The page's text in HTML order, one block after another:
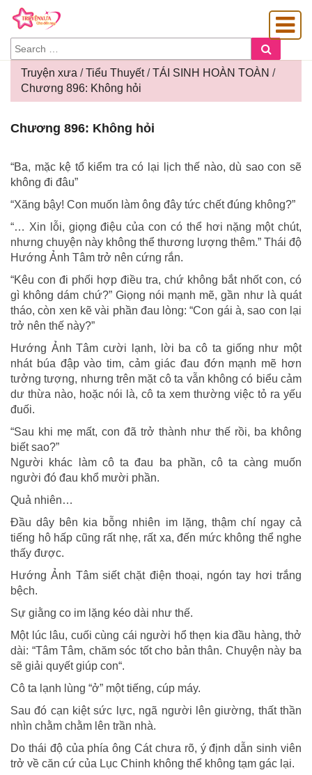
SEARCH
FOR:
Truyện xưa /Tiểu Thuyết/TÁI SINH HOÀN TOÀN /
Chương 896: Không hỏi
hỏi
Chương 896: Không hỏi
“Ba, mặc kệ tổ kiểm tra có lại lịch thế nào, dù sao con sẽ
không đi đâu”
“Xăng bậy! Con muốn làm ông đây tức chết đúng không?”
“… Xin lỗi, giọng điệu của con có thể hơi nặng một chút,
nhưng chuyện này không thể thương lượng thêm.” Thái độ
Hướng Ảnh Tâm trở nên cứng rắn.
“Kêu con đi phối hợp điều tra, chứ không bắt nhốt con, có
gì không dám chứ?” Giọng nói mạnh mẽ, gần như là quát
tháo, còn xen kẽ vài phần đau lòng: “Con gái à, sao con lại
trở nên thế này?”
Hướng Ảnh Tâm cười lạnh, lời ba cô ta giống như một
nhát búa đập vào tim, cảm giác đau đớn mạnh mẽ hơn
tưởng tượng, nhưng trên mặt cô ta vẫn không có biểu cảm
dư thừa nào, hoặc nói là, cô ta xem thường việc tỏ ra yếu
đuối.
“Sau khi mẹ mất, con đã trở thành như thế rồi, ba không
biết sao?”
Người khác làm cô ta đau ba phần, cô ta càng muốn
người đó đau khổ mười phần.
Quả nhiên…
Đầu dây bên kia bỗng nhiên im lặng, thậm chí ngay cả
tiếng hô hấp cũng rất nhẹ, rất xa, đến mức không thể nghe
thấy được.
Hướng Ảnh Tâm siết chặt điện thoại, ngón tay hơi trắng
bệch.
Sự giằng co im lặng kéo dài như thế.
Một lúc lâu, cuối cùng cái người hổ thẹn kia đầu hàng, thở
dài: “Tâm Tâm, chăm sóc tốt cho bản thân. Chuyện này ba
sẽ giải quyết giúp con“.
Cô ta lạnh lùng “ở” một tiếng, cúp máy.
Sau đó cạn kiệt sức lực, ngã người lên giường, thất thần
nhìn chằm chằm lên trần nhà.
Do thái độ của phía ông Cát chưa rõ, ý định dẫn sinh viên
trở về căn cứ của Lục Chinh không thể không tạm gác lại.